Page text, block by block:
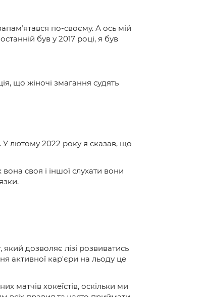
по-своєму. А ось мій
був у 2017 році, я був
що жіночі змагання судять
У лютому 2022 року я сказав, що
своя і іншої слухати вони
дозволяє лізі розвиватись
активної карʼєри на льоду це
матчів хокеїстів, оскільки ми